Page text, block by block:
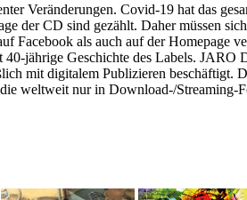
Veränderungen. Covid-19 hat das
der CD sind gezählt. Daher müssen
Facebook als auch auf der
jährige Geschichte des Labels.
mit digitalem Publizieren
weltweit nur in Download-/Streaming-